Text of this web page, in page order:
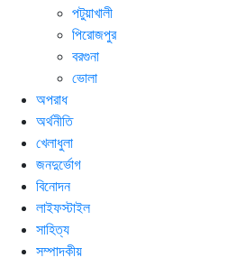
পটুয়াখালী
পিরোজপুর
বরগুনা
ভোলা
অপরাধ
অর্থনীতি
খেলাধুলা
জনদুর্ভোগ
বিনোদন
লাইফস্টাইল
সাহিত্য
সম্পাদকীয়